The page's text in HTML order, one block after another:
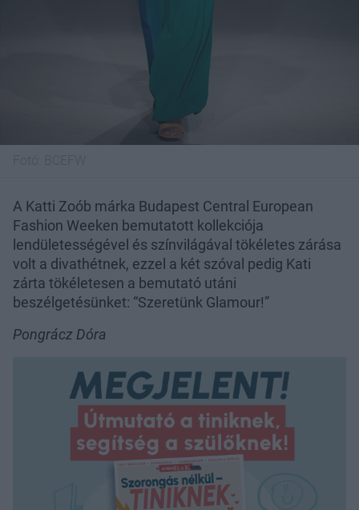
A Katti Zoób márka Budapest Central European
Fashion Weeken bemutatott kollekciója
lendületességével és színvilágával tökéletes zárása
volt a divathétnek, ezzel a két szóval pedig Kati
zárta tökéletesen a bemutató utáni
beszélgetésünket: “Szeretünk Glamour!”
Pongrácz Dóra